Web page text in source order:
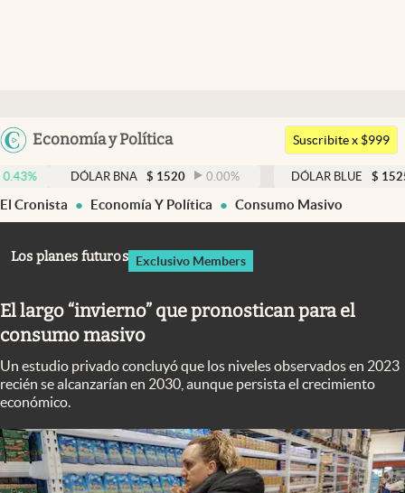
Argentina
Economía y Política
Members
Economía y Política
Finanzas y Mercados
Columnistas
Otras secciones
Apertura
Clase
Clima
Suscribite x $999
DÓLAR BNA $ 1520 0.00% DÓLAR BLUE $ 1525 -0.33
El Cronista Economía Y Política Consumo Masivo
Los planes futuros Exclusivo Members
El largo “invierno” que pronostican para el
consumo masivo
Un estudio privado concluyó que los niveles observados en 2023
recién se alcanzarían en 2030, aunque persista el crecimiento
económico.